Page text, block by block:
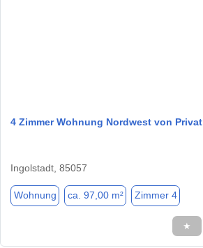
4 Zimmer Wohnung Nordwest von Privat
Ingolstadt, 85057
Wohnung ca. 97,00 m² Zimmer 4
★